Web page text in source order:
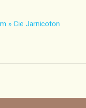
» Cie Jarnicoton